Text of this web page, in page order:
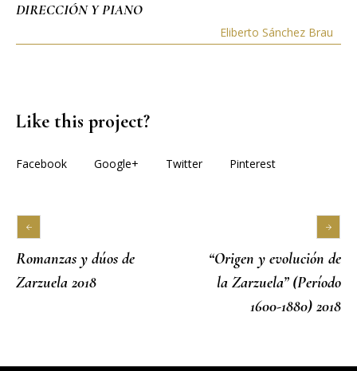
DIRECCIÓN Y PIANO
Eliberto Sánchez Brau
Like this project?
Facebook Google+ Twitter Pinterest
Romanzas y dúos de
Zarzuela 2018
“Origen y evolución de
la Zarzuela” (Período
1600-1880) 2018